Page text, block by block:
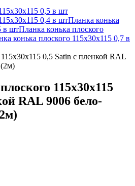
0,5 в шт
0,4 в штПланка конька
в штПланка конька плоского
конька плоского 115х30х115 0,7 в
0,5 Satin с пленкой RAL
115х30х115
RAL 9006 бело-